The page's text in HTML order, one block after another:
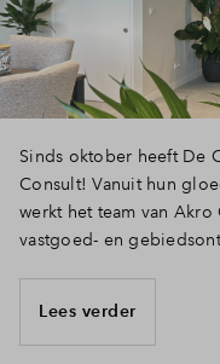
Sinds oktober heeft De
Consult! Vanuit hun
werkt het team van
vastgoed- en
Lees verder